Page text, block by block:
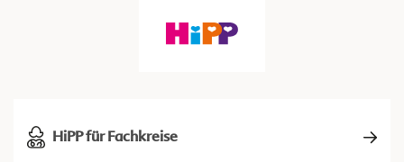
HiPP für Fachkreise